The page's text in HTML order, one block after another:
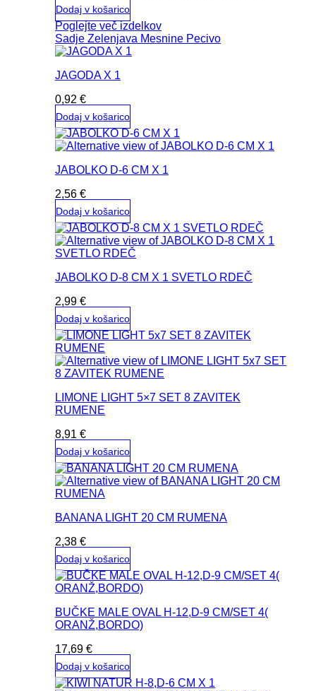
Dodaj v košarico
Poglejte več izdelkov
Sadje Zelenjava Mesnine Pecivo
JAGODA X 1
0,92 €
Dodaj v košarico
JABOLKO D-6 CM X 1
2,56 €
Dodaj v košarico
JABOLKO D-8 CM X 1 SVETLO RDEČ
2,99 €
Dodaj v košarico
LIMONE LIGHT 5×7 SET 8 ZAVITEK
RUMENE
8,91 €
Dodaj v košarico
BANANA LIGHT 20 CM RUMENA
2,38 €
Dodaj v košarico
BUČKE MALE OVAL H-12,D-9 CM/SET 4(
ORANŽ,BORDO)
17,69 €
Dodaj v košarico